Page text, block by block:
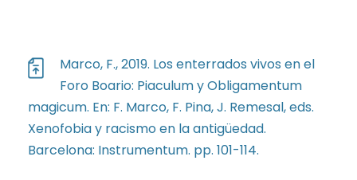
Marco, F., 2019. Los enterrados vivos en el
Foro Boario: Piaculum y Obligamentum
magicum. En: F. Marco, F. Pina, J. Remesal, eds.
Xenofobia y racismo en la antigüedad.
Barcelona: Instrumentum. pp. 101-114.